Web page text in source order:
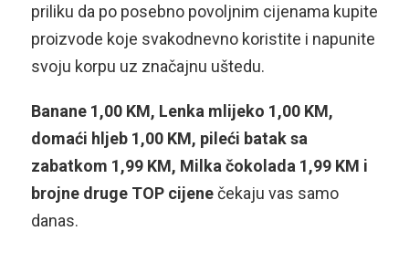
priliku da po posebno povoljnim cijenama kupite
proizvode koje svakodnevno koristite i napunite
svoju korpu uz značajnu uštedu.
Banane 1,00 KM, Lenka mlijeko 1,00 KM,
domaći hljeb 1,00 KM, pileći batak sa
zabatkom 1,99 KM, Milka čokolada 1,99 KM i
brojne druge TOP cijenečekaju vas samo
danas.